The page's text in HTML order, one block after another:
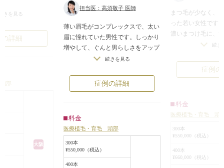
1本1本丁寧に植毛
ていた部分を増や
率よく悩みを改善
響で生え際は薄く
できます。
きを見る
詳細
部
大阪
担当医：高須敬子 医師
薄い眉毛がコンプレックスで、太い
眉に憧れていた男性です。しっかり
増やして、ぐんと男らしさをアップ
もまた生えてきます。術後に特別な
お手入れも必要なく、半永久的にこ
のままでいられるのが、植毛の魅力
続きを見る
症例の詳細
料金
医療植毛・育毛 頭部
300本
¥550,000（税込）
400本
まつ毛が少なく、
った若い女性です
濃いまつけ毛に、
した。思い切って
しているので伸び
手入れも必要あり
度がぐんとアップ
す。
続き
症例
料金
医療植毛・育毛 頭
300本
¥550,000（税込）
400本
¥660,000（税込）